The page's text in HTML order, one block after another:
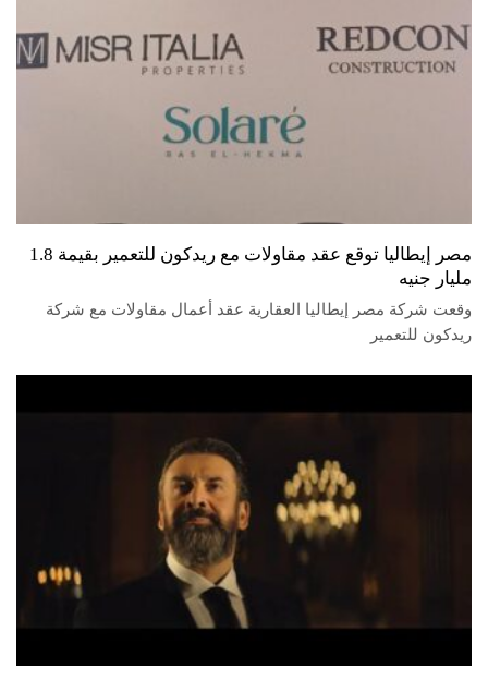
مصر إيطاليا توقع عقد مقاولات مع ريدكون للتعمير بقيمة 1.8
مليار جنيه
وقعت شركة مصر إيطاليا العقارية عقد أعمال مقاولات مع شركة
ريدكون للتعمير